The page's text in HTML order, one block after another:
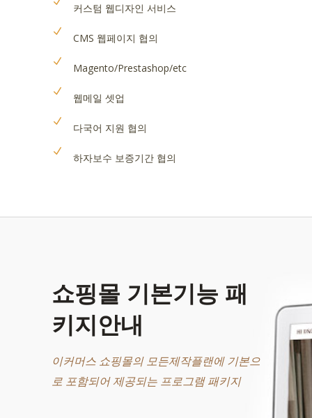
커스텀 웹디자인 서비스
CMS 웹페이지 협의
Magento/Prestashop/etc
웹메일 셋업
다국어 지원 협의
하자보수 보증기간 협의
쇼핑몰 기본기능 패
키지안내
이커머스 쇼핑몰의 모든제작플랜에 기본으
로 포함되어 제공되는 프로그램 패키지